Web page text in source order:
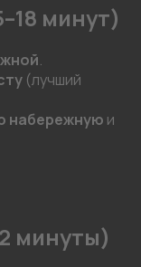
минут)
.
(лучший
набережную и
минуты)